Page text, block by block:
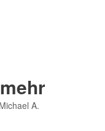
Michael A.